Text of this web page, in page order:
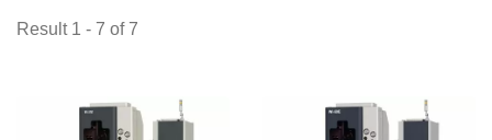
Result 1 - 7 of 7